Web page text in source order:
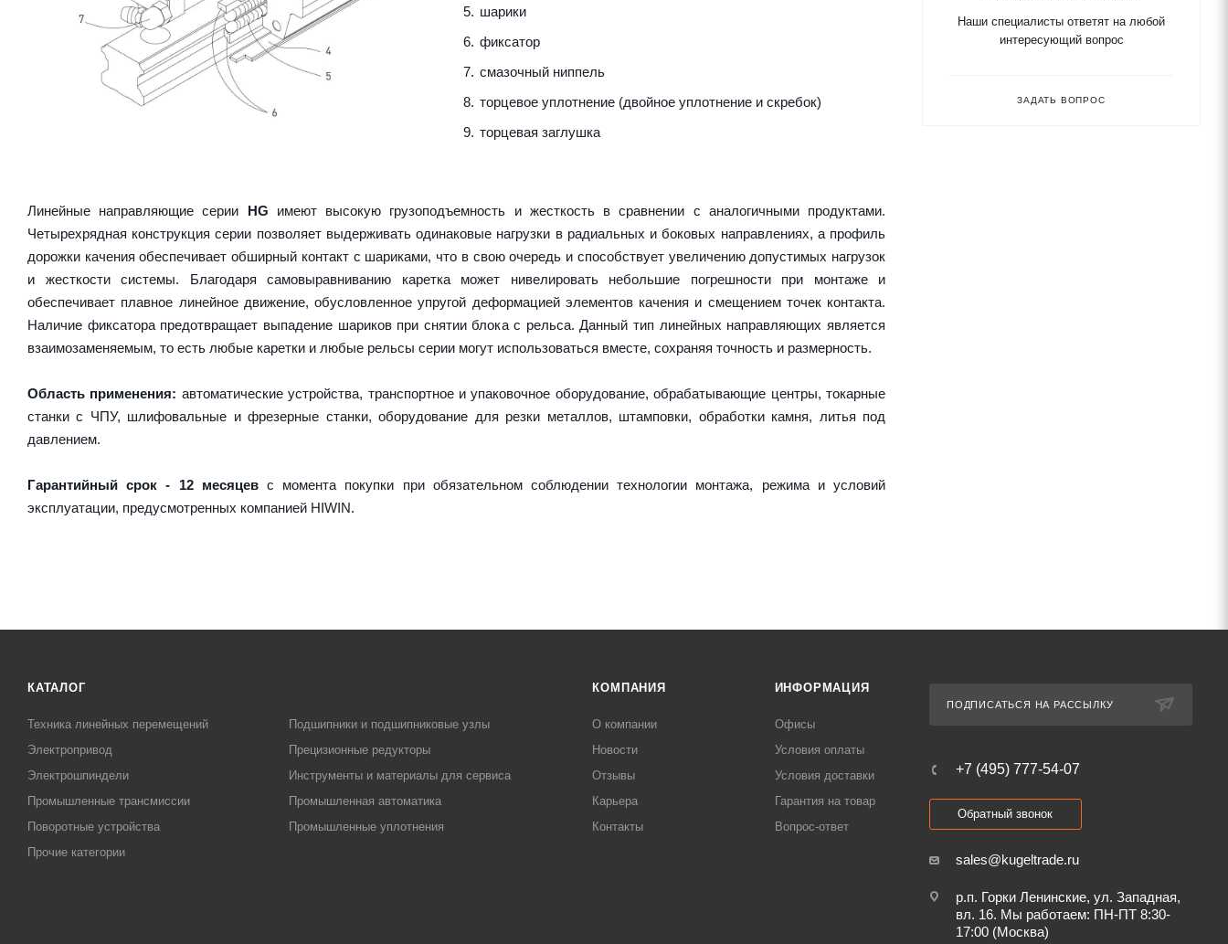
шарики
фиксатор
смазочный ниппель
торцевое уплотнение (двойное уплотнение и скребок)
торцевая заглушка
Линейные направляющие серии HG имеют высокую грузоподъемность и жесткость в сравнении с аналогичными продуктами.
Четырехрядная конструкция серии позволяет выдерживать одинаковые нагрузки в радиальных и боковых направлениях, а профиль
дорожки качения обеспечивает обширный контакт с шариками, что в свою очередь и способствует увеличению допустимых нагрузок
и жесткости системы. Благодаря самовыравниванию каретка может нивелировать небольшие погрешности при монтаже и
обеспечивает плавное линейное движение, обусловленное упругой деформацией элементов качения и смещением точек контакта.
Наличие фиксатора предотвращает выпадение шариков при снятии блока с рельса. Данный тип линейных направляющих является
взаимозаменяемым, то есть любые каретки и любые рельсы серии могут использоваться вместе, сохраняя точность и размерность.
Область применения: автоматические устройства, транспортное и упаковочное оборудование, обрабатывающие центры, токарные
станки с ЧПУ, шлифовальные и фрезерные станки, оборудование для резки металлов, штамповки, обработки камня, литья под
давлением.
Гарантийный срок - 12 месяцевс момента покупки при обязательном соблюдении технологии монтажа, режима и условий
эксплуатации, предусмотренных компанией HIWIN.
Наши специалисты ответят на любой
интересующий вопрос
ЗАДАТЬ ВОПРОС
КАТАЛОГ
Техника линейных перемещений
Подшипники и подшипниковые узлы
Электропривод
Прецизионные редукторы
Электрошпиндели
Инструменты и материалы для сервиса
Промышленные трансмиссии
Промышленная автоматика
Поворотные устройства
Промышленные уплотнения
Прочие категории
КОМПАНИЯ
О компании
Новости
Отзывы
Карьера
Контакты
ИНФОРМАЦИЯ
Офисы
Условия оплаты
Условия доставки
Гарантия на товар
Вопрос-ответ
ПОДПИСАТЬСЯ НА РАССЫЛКУ
+7 (495) 777-54-07
Обратный звонок
sales@kugeltrade.ru
р.п. Горки Ленинские, ул. Западная,
вл. 16. Мы работаем: ПН-ПТ 8:30-
17:00 (Москва)